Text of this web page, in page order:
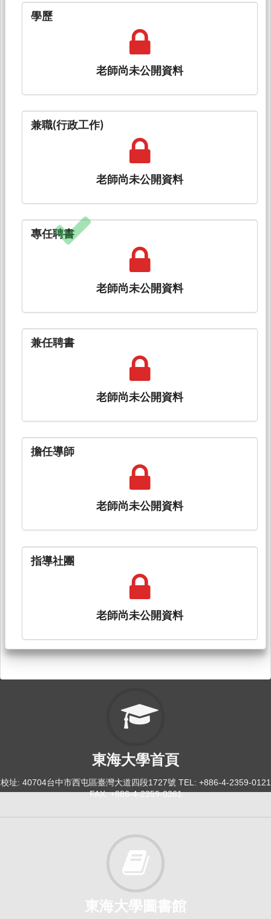
學歷
老師尚未公開資料
兼職(行政工作)
老師尚未公開資料
專任聘書
老師尚未公開資料
兼任聘書
老師尚未公開資料
擔任導師
老師尚未公開資料
指導社團
老師尚未公開資料
東海大學首頁
校址: 40704台中市西屯區臺灣大道四段1727號 TEL: +886-4-2359-0121
FAX: +886-4-2359-0361
東海大學圖書館